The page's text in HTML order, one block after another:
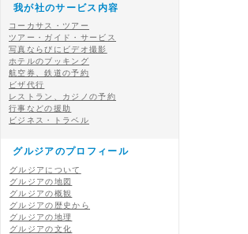
我が社のサービス内容
コーカサス・ツアー
ツアー・ガイド・サービス
写真ならびにビデオ撮影
ホテルのブッキング
航空券、鉄道の予約
ビザ代行
レストラン、カジノの予約
行事などの援助
ビジネス・トラベル
グルジアのプロフィール
グルジアについて
グルジアの地図
グルジアの概観
グルジアの歴史から
グルジアの地理
グルジアの文化